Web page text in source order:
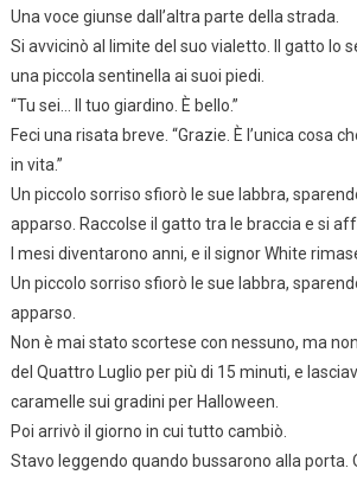
Una voce giunse dall’altra parte della strada.
Si avvicinò al limite del suo vialetto. Il gatto lo
una piccola sentinella ai suoi piedi.
“Tu sei… Il tuo giardino. È bello.”
Feci una risata breve. “Grazie. È l’unica cosa
in vita.”
Un piccolo sorriso sfiorò le sue labbra,
apparso. Raccolse il gatto tra le braccia e si
I mesi diventarono anni, e il signor White
Un piccolo sorriso sfiorò le sue labbra,
apparso.
Non è mai stato scortese con nessuno, ma
del Quattro Luglio per più di 15 minuti, e
caramelle sui gradini per Halloween.
Poi arrivò il giorno in cui tutto cambiò.
Stavo leggendo quando bussarono alla porta.